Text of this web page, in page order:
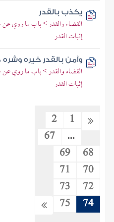
يكذب بالقدر
القضاء والقدر > باب ما روي عن
إثبات القدر
وآمن بالقدر خيره وشره
القضاء والقدر > باب ما روي عن
إثبات القدر
1
2
...
67
68
69
70
71
72
73
74
75